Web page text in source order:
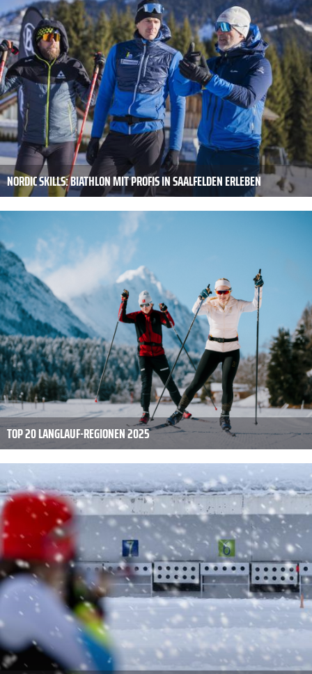
NORDIC SKILLS: BIATHLON MIT PROFIS IN SAALFELDEN ERLEBEN
TOP 20 LANGLAUF-REGIONEN 2025